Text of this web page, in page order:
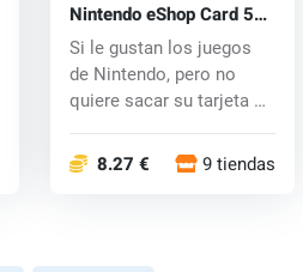
Nintendo eShop Card 50
EUR
Si le gustan los juegos
de Nintendo, pero no
quiere sacar su tarjeta de
8.27 € 9 tiendas